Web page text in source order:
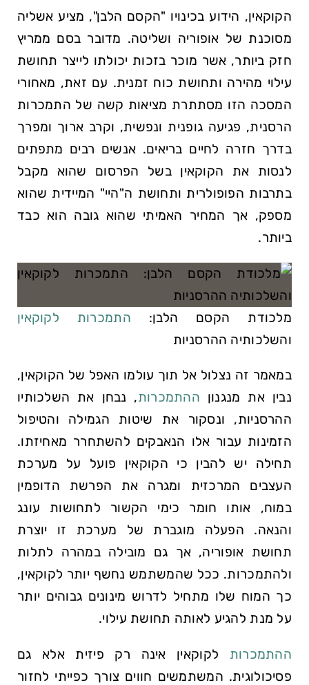
הקוקאין, הידוע בכינויו "הקסם הלבן", מציע אשליה
מסוכנת של אופוריה ושליטה. מדובר בסם ממריץ
חזק ביותר, אשר מוכר בזכות יכולתו לייצר תחושת
עילוי מהירה ותחושת כוח זמנית. עם זאת, מאחורי
המסכה הזו מסתתרת מציאות קשה של התמכרות
הרסנית, פגיעה גופנית ונפשית, וקרב ארוך ומפרך
בדרך חזרה לחיים בריאים. אנשים רבים מתפתים
לנסות את הקוקאין בשל הפרסום שהוא מקבל
בתרבות הפופולרית ותחושת ה"היי" המיידית שהוא
מספק, אך המחיר האמיתי שהוא גובה הוא כבד
ביותר.
מלכודת הקסם הלבן: התמכרות לקוקאין
והשלכותיה ההרסניות
במאמר זה נצלול אל תוך עולמו האפל של הקוקאין,
נבין את מנגנון ההתמכרות, נבחן את השלכותיו
ההרסניות, ונסקור את שיטות הגמילה והטיפול
הזמינות עבור אלו הנאבקים להשתחרר מאחיזתו.
תחילה יש להבין כי הקוקאין פועל על מערכת
העצבים המרכזית ומגרה את הפרשת הדופמין
במוח, אותו חומר כימי הקשור לתחושות עונג
והנאה. הפעלה מוגברת של מערכת זו יוצרת
תחושת אופוריה, אך גם מובילה במהרה לתלות
ולהתמכרות. ככל שהמשתמש נחשף יותר לקוקאין,
כך המוח שלו מתחיל לדרוש מינונים גבוהים יותר
על מנת להגיע לאותה תחושת עילוי.
ההתמכרות לקוקאין אינה רק פיזית אלא גם
פסיכולוגית. המשתמשים חווים צורך כפייתי לחזור